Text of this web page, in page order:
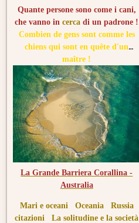
Quante persone sono come i cani,
che vanno incerca di un padrone !
Combien de gens sont comme les
chiens qui sont en quête d'un
maître !
La Grande Barriera Corallina -
Australia
Mari e oceani Oceania
Russia
citazioni
La solitudine e la società